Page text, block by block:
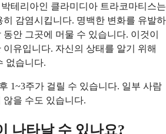
테리아인 클라미디아 트라코마티스는
감염시킵니다. 명백한 변화를 유발하
안 그곳에 머물 수 있습니다. 이것이
유입니다. 자신의 상태를 알기 위해
없습니다.
1~3주가 걸릴 수 있습니다. 일부 사람
을 수도 있습니다.
나타날 수 있나요?